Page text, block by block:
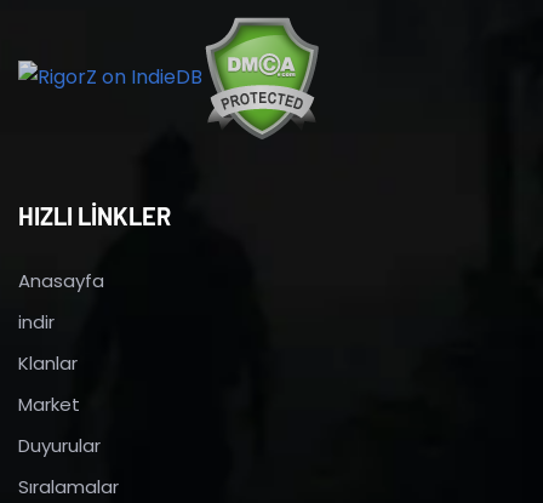
HIZLI LİNKLER
Anasayfa
indir
Klanlar
Market
Duyurular
Sıralamalar